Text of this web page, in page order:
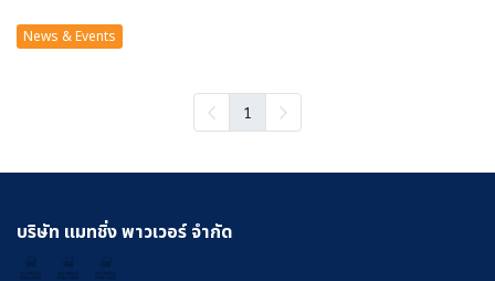
News & Events
1
บริษัท แมทชิ่ง พาวเวอร์ จำกัด